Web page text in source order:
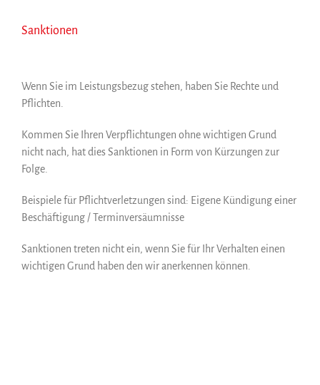
Sanktionen
Wenn Sie im Leistungsbezug stehen, haben Sie Rechte und
Pflichten.
Kommen Sie Ihren Verpflichtungen ohne wichtigen Grund
nicht nach, hat dies Sanktionen in Form von Kürzungen zur
Folge.
Beispiele für Pflichtverletzungen sind: Eigene Kündigung einer
Beschäftigung / Terminversäumnisse
Sanktionen treten nicht ein, wenn Sie für Ihr Verhalten einen
wichtigen Grund haben den wir anerkennen können.